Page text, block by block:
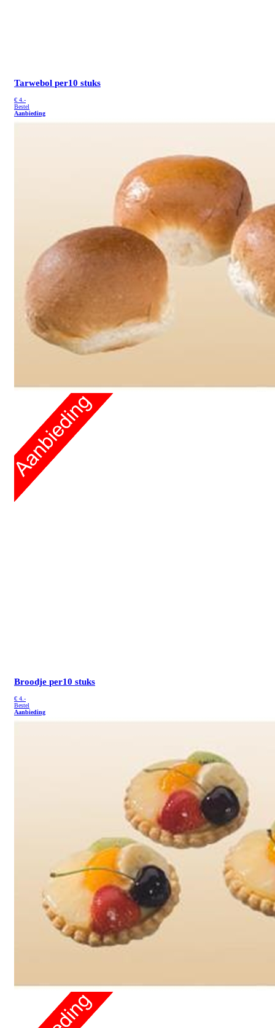
Tarwebol per10 stuks
€ 4.-
Bestel
Aanbieding
Broodje per10 stuks
€ 4.-
Bestel
Aanbieding